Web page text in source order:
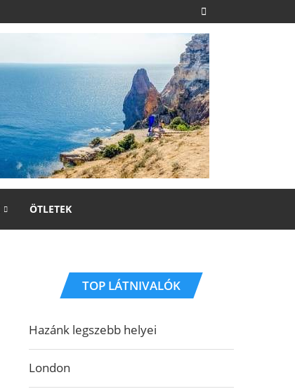
ÖTLETEK
TOP LÁTNIVALÓK
Hazánk legszebb helyei
London